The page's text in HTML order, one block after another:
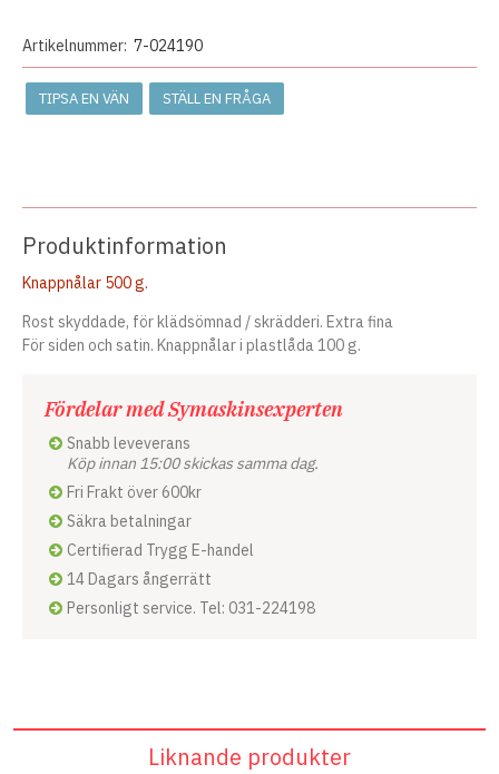
Artikelnummer: 7-024190
TIPSA EN VÄN STÄLL EN FRÅGA
Produktinformation
Knappnålar 500 g.
Rost skyddade, för klädsömnad / skrädderi. Extra fina
För siden och satin. Knappnålar i plastlåda 100 g.
Fördelar med Symaskinsexperten
Snabb leveverans
Köp innan 15:00 skickas samma dag.
Fri Frakt över 600kr
Säkra betalningar
Certifierad Trygg E-handel
14 Dagars ångerrätt
Personligt service. Tel: 031-224198
Liknande produkter